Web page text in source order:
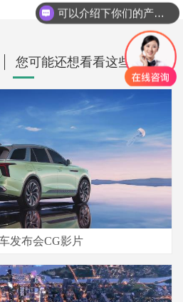
您可能还想看看这些？
发布会CG影片
可以介绍下你们的产品么？